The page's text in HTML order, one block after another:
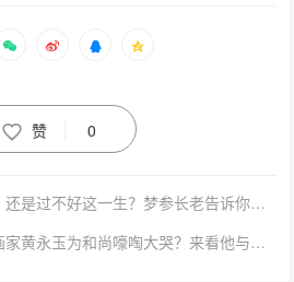
赞 0
上一篇：知道那么多道理，还是过不好这一生？梦参长老告诉你为什么
下一篇：一生狂放不羁的画家黄永玉为和尚嚎啕大哭？来看他与弘一大师的奇缘